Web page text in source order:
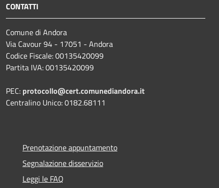
CONTATTI
Comune di Andora
Via Cavour 94 - 17051 - Andora
Codice Fiscale: 00135420099
Partita IVA: 00135420099
PEC: protocollo@cert.comunediandora.it
Centralino Unico: 0182.68111
Prenotazione appuntamento
Segnalazione disservizio
Leggi le FAQ